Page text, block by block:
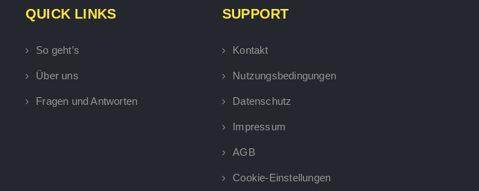
QUICK LINKS
So geht’s
Über uns
Fragen und Antworten
SUPPORT
Kontakt
Nutzungsbedingungen
Datenschutz
Impressum
AGB
Cookie-Einstellungen